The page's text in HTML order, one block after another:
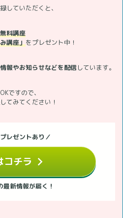
していただくと、
料講座
講座」をプレゼント中！
報やお知らせなどを配信しています。
ですので、
てみてください！
レゼントあり／
コチラ
最新情報が届く！